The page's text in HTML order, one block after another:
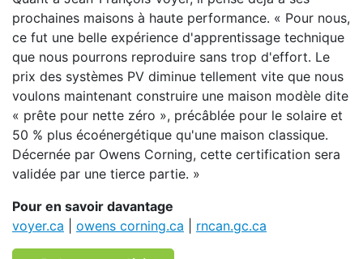
prochaines maisons à haute performance. « Pour nous,
ce fut une belle expérience d'apprentissage technique
que nous pourrons reproduire sans trop d'effort. Le
prix des systèmes PV diminue tellement vite que nous
voulons maintenant construire une maison modèle dite
« prête pour nette zéro », précâblée pour le solaire et
50 % plus écoénergétique qu'une maison classique.
Décernée par Owens Corning, cette certification sera
validée par une tierce partie. »
Pour en savoir davantage
voyer.ca
owens corning.ca rncan.gc.ca